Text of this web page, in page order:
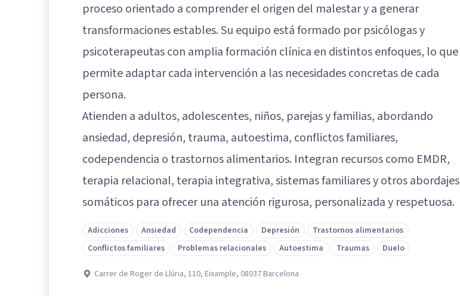
proceso orientado a comprender el origen del malestar y a generar
transformaciones estables. Su equipo está formado por psicólogas y
psicoterapeutas con amplia formación clínica en distintos enfoques, lo que
permite adaptar cada intervención a las necesidades concretas de cada
persona.
Atienden a adultos, adolescentes, niños, parejas y familias, abordando
ansiedad, depresión, trauma, autoestima, conflictos familiares,
codependencia o trastornos alimentarios. Integran recursos como EMDR,
terapia relacional, terapia integrativa, sistemas familiares y otros abordajes
somáticos para ofrecer una atención rigurosa, personalizada y respetuosa.
Adicciones Ansiedad Codependencia Depresión
Trastornos alimentarios
Conflictos familiares
Problemas relacionales Autoestima Traumas Duelo
Carrer de Roger de Llúria, 110, Eixample, 08037 Barcelona